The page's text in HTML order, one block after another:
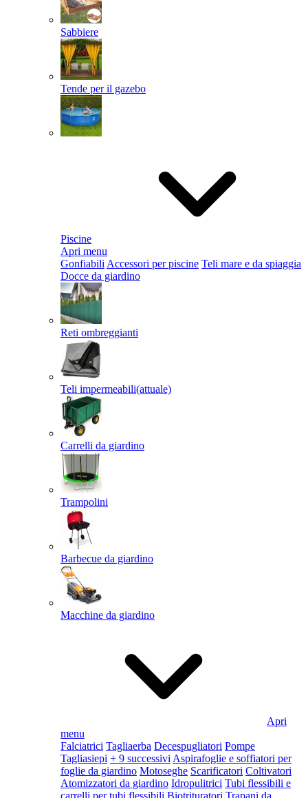
Sabbiere
Tende per il gazebo
Piscine
Apri menu
Gonfiabili Accessori per piscine Teli mare e da spiaggia
Docce da giardino
Reti ombreggianti
Teli impermeabili(attuale)
Carrelli da giardino
Trampolini
Barbecue da giardino
Macchine da giardino
Apri
menu
Falciatrici Tagliaerba Decespugliatori Pompe
Tagliasiepi + 9 successivi Aspirafoglie e soffiatori per
foglie da giardino Motoseghe Scarificatori Coltivatori
Atomizzatori da giardino Idropulitrici Tubi flessibili e
carrelli per tubi flessibili Biotrituratori Trapani da